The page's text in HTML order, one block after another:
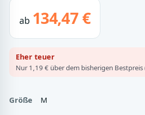
ab 134,47 €
Eher teuer
Nur 1,19 € über dem bisherigen
Größe M